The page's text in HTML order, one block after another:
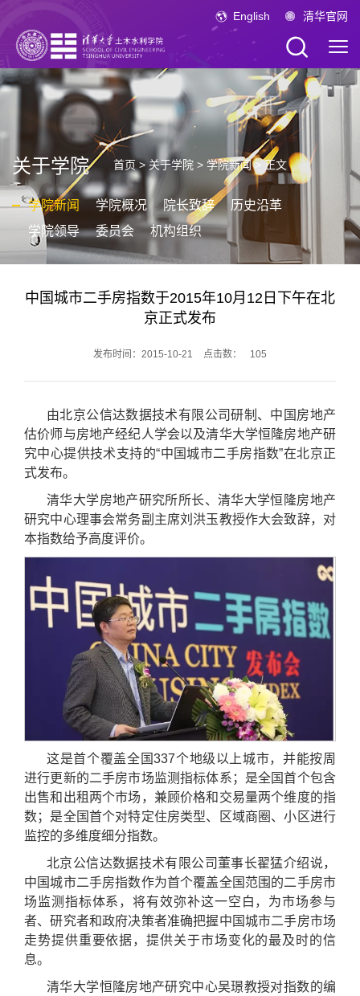
English 清华官网
关于学院 首页 >关于学院 > 学院新闻> 正文
学院新闻 学院概况 院长致辞
历史沿革
学院领导
委员会 机构组织
中国城市二手房指数于2015年10月12日下午在北
京正式发布
发布时间：2015-10-21 点击数： 105
由北京公信达数据技术有限公司研制、中国房地产
估价师与房地产经纪人学会以及清华大学恒隆房地产研
究中心提供技术支持的“中国城市二手房指数”在北京正
式发布。
清华大学房地产研究所所长、清华大学恒隆房地产
研究中心理事会常务副主席刘洪玉教授作大会致辞，对
本指数给予高度评价。
这是首个覆盖全国337个地级以上城市，并能按周
进行更新的二手房市场监测指标体系；是全国首个包含
出售和出租两个市场，兼顾价格和交易量两个维度的指
数；是全国首个对特定住房类型、区域商圈、小区进行
监控的多维度细分指数。
北京公信达数据技术有限公司董事长翟猛介绍说，
中国城市二手房指数作为首个覆盖全国范围的二手房市
场监测指标体系，将有效弥补这一空白，为市场参与
者、研究者和政府决策者准确把握中国城市二手房市场
走势提供重要依据，提供关于市场变化的最及时的信
息。
清华大学恒隆房地产研究中心吴璟教授对指数的编